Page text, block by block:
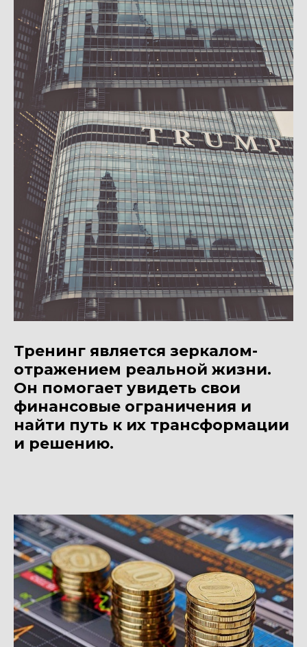
Тренинг является зеркалом-
отражением реальной жизни.
Он помогает увидеть свои
финансовые ограничения и
найти путь к их трансформации
и решению.